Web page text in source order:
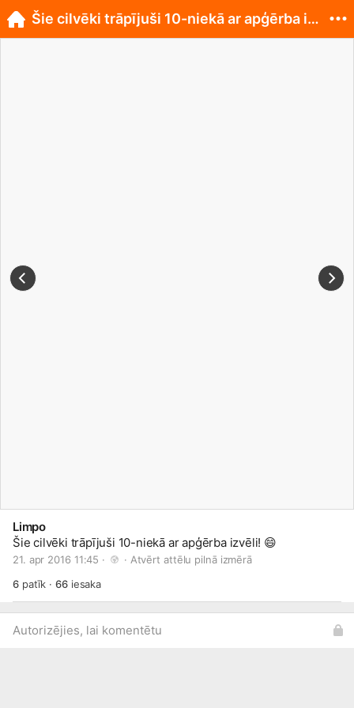
Limpo
Šie cilvēki trāpījuši 10-niekā ar apģērba izvēli! 😄
21. apr 2016 11:45 · · Atvērt attēlu pilnā izmērā
6patīk ·66iesaka
Autorizējies, lai komentētu
Šie cilvēki trāpījuši 10-niekā ar apģērba izvēli!